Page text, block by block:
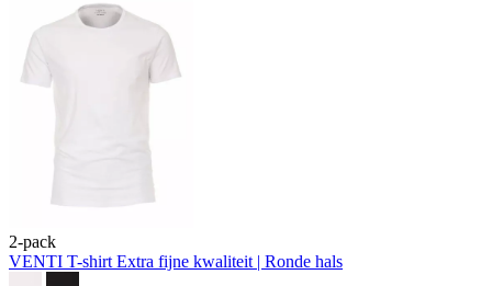
2-pack
VENTI T-shirt Extra fijne kwaliteit | Ronde hals